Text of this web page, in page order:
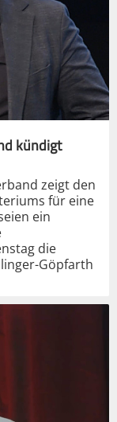
kündigt
zeigt den
für eine
ein
die
Göpfarth